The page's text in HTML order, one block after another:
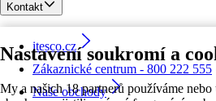
Nastavení soukromí a
My a našich 18 partnerů používáme
Kontakt
itesco.cz
Zákaznické centrum - 800 222 555
Naše obchody